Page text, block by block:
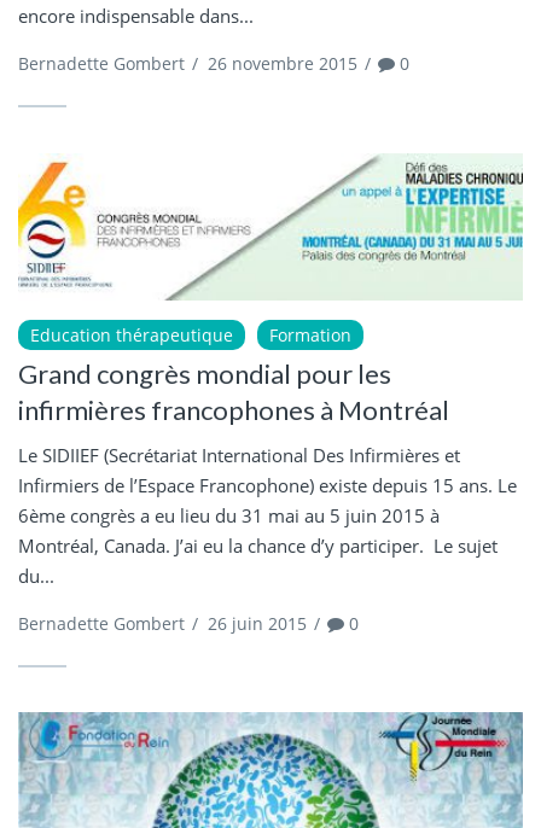
encore indispensable dans...
Bernadette Gombert / 26 novembre 2015 / 0
Education thérapeutique Formation
Grand congrès mondial pour les
infirmières francophones à Montréal
Le SIDIIEF (Secrétariat International Des Infirmières et
Infirmiers de l’Espace Francophone) existe depuis 15 ans. Le
6ème congrès a eu lieu du 31 mai au 5 juin 2015 à
Montréal, Canada. J’ai eu la chance d’y participer. Le sujet
du...
Bernadette Gombert / 26 juin 2015 / 0